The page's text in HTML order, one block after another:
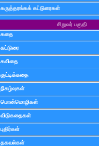
கருத்தரங்கக் கட்டுரைகள்
சிறுவர் பகுதி
கதை
கட்டுரை
கவிதை
குட்டிக்கதை
நிகழ்வுகள்
பொன்மொழிகள்
விடுகதைகள்
புதிர்கள்
தகவல்கள்